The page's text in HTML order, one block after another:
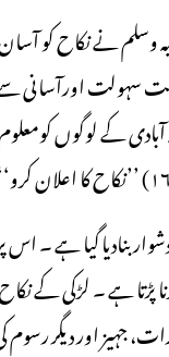
وسلم نے نکاح کو
جو بہت سہولت
کے لوگوں
بنادیا گیا ہے ۔
پڑتا ہے ۔ لڑکی
جہیز اور دیگر